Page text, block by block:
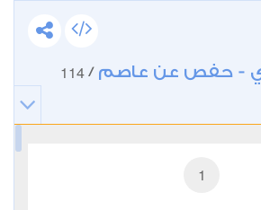
- حفص عن عاصم /
114
1